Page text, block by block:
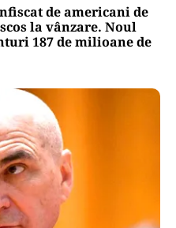
de americani de
la vânzare. Noul
187 de milioane de